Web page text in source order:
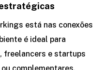
está nas conexões
é ideal para
freelancers e startups